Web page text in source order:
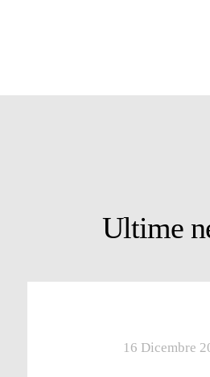
Ultime
16 Dicembre